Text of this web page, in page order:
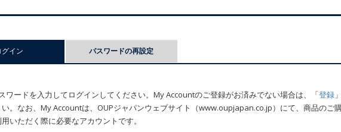
グイン パスワードの再設定
ワードを入力してログインしてください。My Accountのご登録がお済みでない場合は、「登録
。なお、My Accountは、OUPジャパンウェブサイト（www.oupjapan.co.jp）にて、商品のご
いただく際に必要なアカウントです。